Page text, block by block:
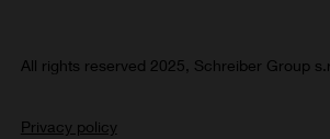
All rights reserved 2025, Schreiber Group
Privacy policy